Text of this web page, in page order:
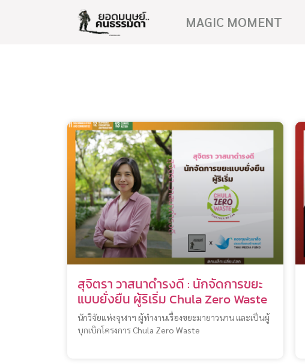
MAGIC MOMENT
สุจิตรา วาสนาดำรงดี : นักจัดการขยะ
แบบยั่งยืน ผู้ริเริ่ม Chula Zero Waste
นักวิจัยแห่งจุฬาฯ ผู้ทำงานเรื่องขยะมายาวนาน และเป็นผู้
บุกเบิกโครงการ Chula Zero Waste